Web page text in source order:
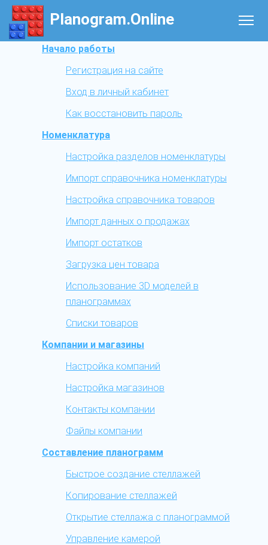
Planogram.Online
Начало работы
Регистрация на сайте
Вход в личный кабинет
Как восстановить пароль
Номенклатура
Настройка разделов номенклатуры
Импорт справочника номенклатуры
Настройка справочника товаров
Импорт данных о продажах
Импорт остатков
Загрузка цен товара
Использование 3D моделей в
планограммах
Списки товаров
Компании и магазины
Настройка компаний
Настройка магазинов
Контакты компании
Файлы компании
Составление планограмм
Быстрое создание стеллажей
Копирование стеллажей
Открытие стеллажа с планограммой
Управление камерой